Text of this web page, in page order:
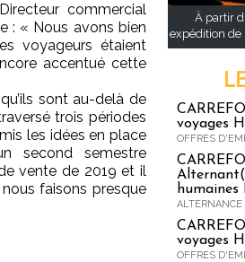
commercial
: « Nous avons bien
voyageurs étaient
accentué cette
sont au-delà de
trois périodes
les idées en place
second semestre
vente de 2019 et il
faisons presque
À partir
expédition de
voyages
OFFRES
voyages
OFFRES